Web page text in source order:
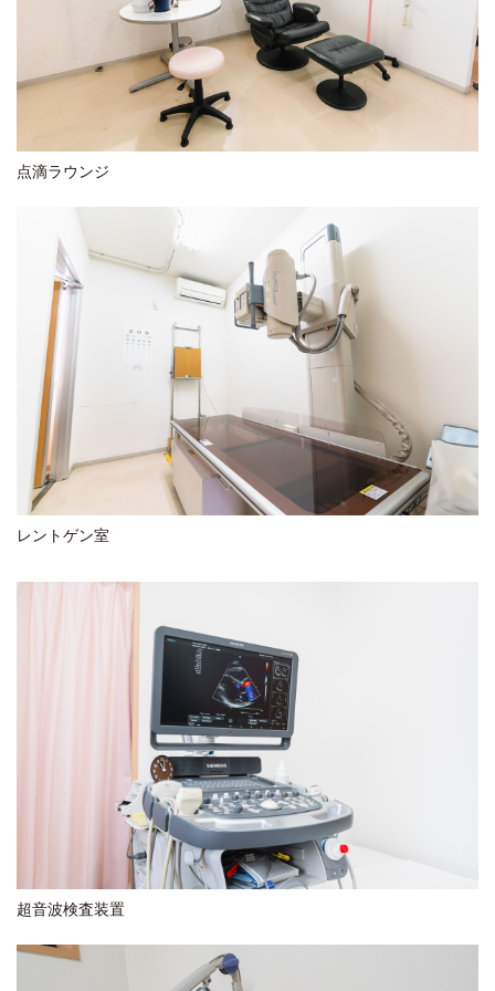
点滴ラウンジ
レントゲン室
超音波検査装置